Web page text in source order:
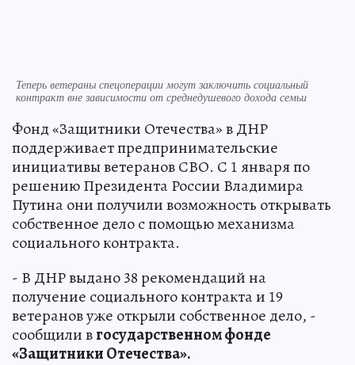
Теперь ветераны спецоперации могут заключить социальный
контракт вне зависимости от среднедушевого дохода семьи
Фонд «Защитники Отечества» в ДНР
поддерживает предпринимательские
инициативы ветеранов СВО. С 1 января по
решению Президента России Владимира
Путина они получили возможность открывать
собственное дело с помощью механизма
социального контракта.
- В ДНР выдано 38 рекомендаций на
получение социального контракта и 19
ветеранов уже открыли собственное дело, -
сообщили вгосударственном фонде
«Защитники Отечества».